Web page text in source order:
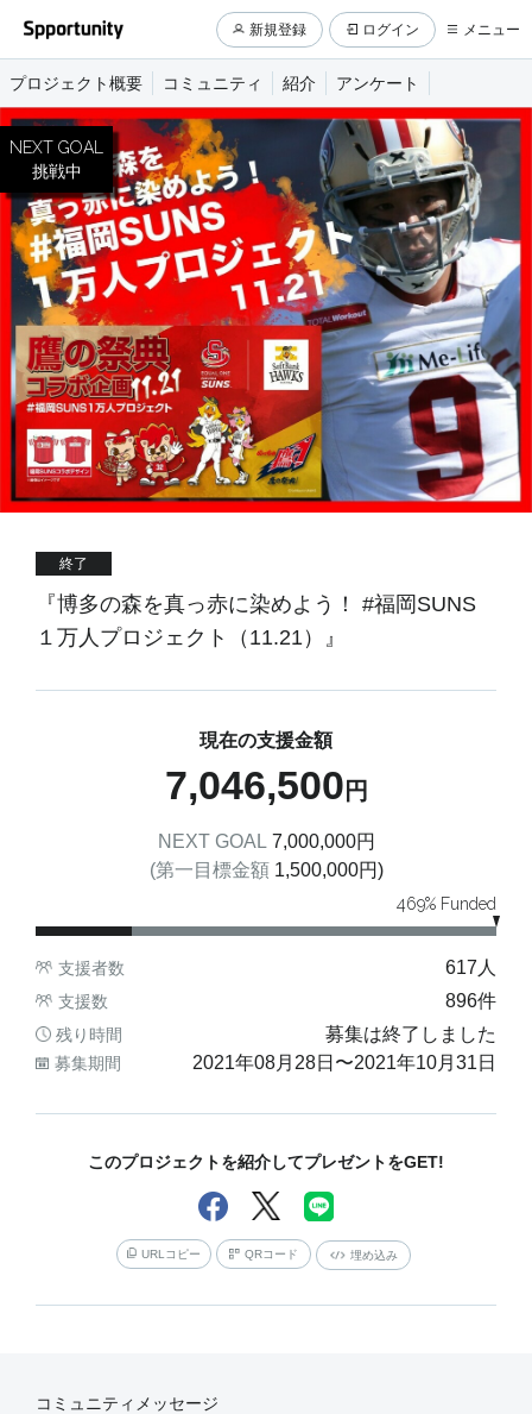
新規登録 ログイン メニュー
プロジェクト概要 コミュニティ 紹介 アンケート
NEXT GOAL
挑戦中
終了
『博多の森を真っ赤に染めよう！ #福岡SUNS
１万人プロジェクト（11.21）』
現在の支援金額
7,046,500 円
NEXT GOAL 7,000,000円
(第一目標金額 1,500,000円)
469% Funded
支援者数 617 人
支援数 896件
残り時間 募集は終了しました
募集期間 2021年08月28日 〜2021年10月31日
このプロジェクトを紹介してプレゼントをGET!
URLコピー QRコード 埋め込み
コミュニティメッセージ